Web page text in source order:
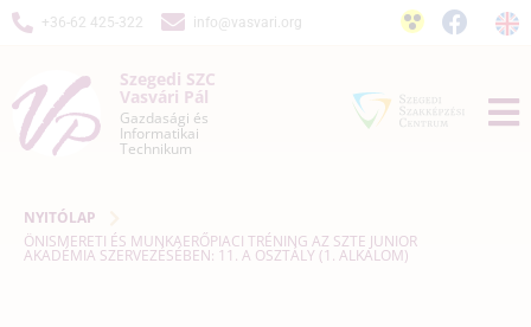
+36-62 425-322 info@vasvari.org
Szegedi SZC
Vasvári Pál
Gazdasági és
Informatikai
Technikum
NYITÓLAP
ÖNISMERETI ÉS MUNKAERŐPIACI TRÉNING AZ SZTE JUNIOR
AKADÉMIA SZERVEZÉSÉBEN: 11. A OSZTÁLY (1. ALKALOM)